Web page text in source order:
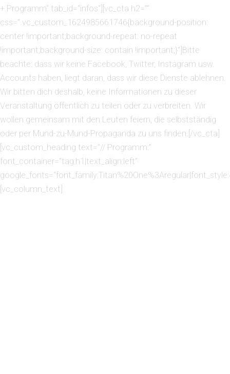
+ Programm“ tab_id=“infos“][vc_cta h2=““
css=“.vc_custom_1624985661746{background-position:
center !important;background-repeat: no-repeat
!important;background-size: contain !important;}“]Bitte
beachte: dass wir keine Facebook, Twitter, Instagram usw.
Accounts haben, liegt daran, dass wir diese Dienste ablehnen.
Wir bitten dich deshalb, keine Informationen zu dieser
Veranstaltung öffentlich zu teilen oder zu verbreiten. Wir
wollen gemeinsam mit den Leuten feiern, die selbstständig
oder per Mund-zu-Mund-Propaganda zu uns finden.[/vc_cta]
[vc_custom_heading text=“// Programm:“
font_container=“tag:h1|text_align:left“
[vc_column_text]